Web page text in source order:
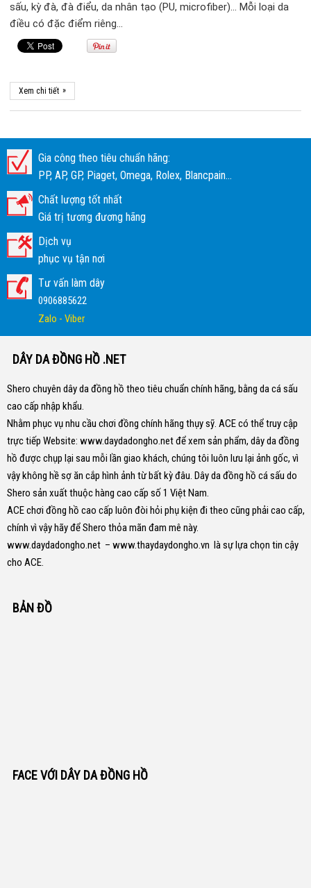
sấu, kỳ đà, đà điểu, da nhân tạo (PU, microfiber)… Mỗi loại da
điều có đặc điểm riêng…
Xem chi tiết »
Gia công theo tiêu chuẩn hãng:
PP, AP, GP, Piaget, Omega, Rolex, Blancpain...
Chất lượng tốt nhất
Giá trị tương đương hãng
Dịch vụ
phục vụ tận nơi
Tư vấn làm dây
0906885622
Zalo - Viber
DÂY DA ĐỒNG HỒ .NET
Shero chuyên dây da đồng hồ theo tiêu chuẩn chính hãng, bằng da cá sấu
cao cấp nhập khẩu.
Nhằm phục vụ nhu cầu chơi đồng chính hãng thụy sỹ. ACE có thể truy cập
trực tiếp Website: www.daydadongho.netđể xem sản phẩm, dây da đồng
hồ được chụp lại sau mỗi lần giao khách, chúng tôi luôn lưu lại ảnh gốc, vì
vậy không hề sợ ăn cắp hình ảnh từ bất kỳ đâu. Dây da đồng hồ cá sấu do
Shero sản xuất thuộc hàng cao cấp số 1 Việt Nam.
ACE chơi đồng hồ cao cấp luôn đòi hỏi phụ kiện đi theo cũng phải cao cấp,
chính vì vậy hãy để Shero thỏa mãn đam mê này.
www.daydadongho.net – www.thaydaydongho.vn là sự lựa chọn tin cậy
cho ACE.
BẢN ĐỒ
FACE VỚI DÂY DA ĐỒNG HỒ